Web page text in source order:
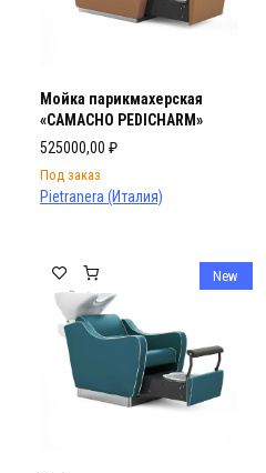
Мойка парикмахерская
«CAMACHO PEDICHARM»
525000,00 ₽
Под заказ
Pietranera (Италия)
New